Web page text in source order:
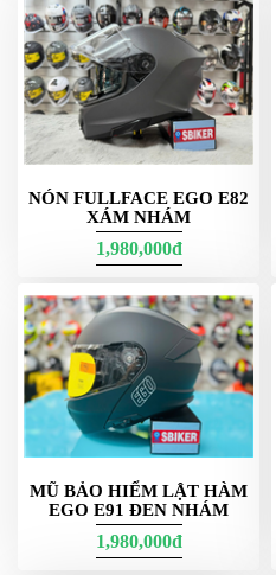
GIÀY
MOTO
ÁO
GIÁP
MOTO
TAI
NGHE
HIỂM
BỘ
VÁ
XE
STOP
AND
GO
PHỤ
KIỆN
MOTOWOLF
NÓN FULLFACE EGO E82
XÁM NHÁM
1,980,000đ
MŨ BẢO HIỂM LẬT HÀM
EGO E91 ĐEN NHÁM
1,980,000đ